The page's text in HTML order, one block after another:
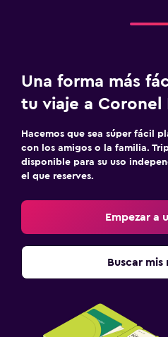
Una forma más
tu viaje a Coronel
Hacemos que sea súper fácil
con los amigos o la familia.
disponible para su uso
el que reserves.
Empezar a
Buscar mis